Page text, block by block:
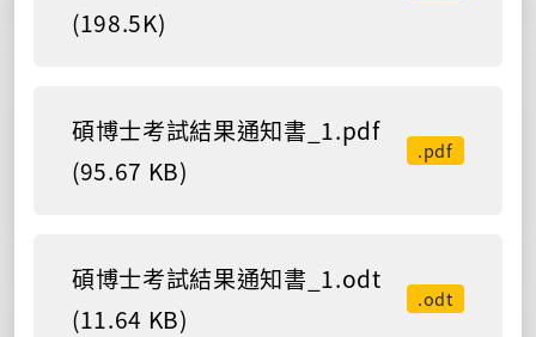
(198.5K)
碩博士考試結果通知書_1.pdf
(95.67 KB)
.pdf
碩博士考試結果通知書_1.odt
(11.64 KB)
.odt